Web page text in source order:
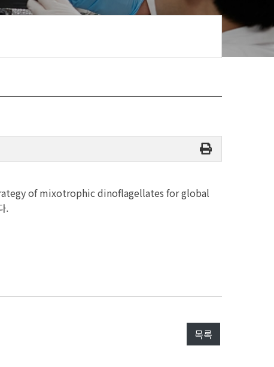
of mixotrophic dinoflagellates for global
.
목록